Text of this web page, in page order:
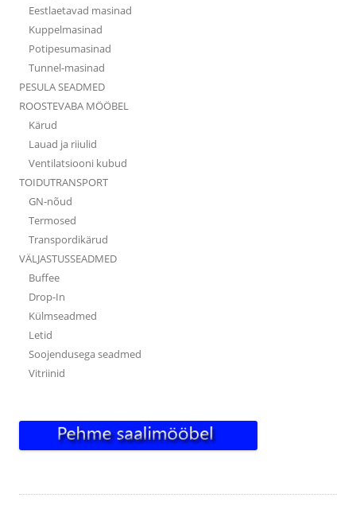
Eestlaetavad masinad
Kuppelmasinad
Potipesumasinad
Tunnel-masinad
PESULA SEADMED
ROOSTEVABA MÖÖBEL
Kärud
Lauad ja riiulid
Ventilatsiooni kubud
TOIDUTRANSPORT
GN-nõud
Termosed
Transpordikärud
VÄLJASTUSSEADMED
Buffee
Drop-In
Külmseadmed
Letid
Soojendusega seadmed
Vitriinid